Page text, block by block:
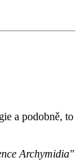
a podobně, to
Archymidia"